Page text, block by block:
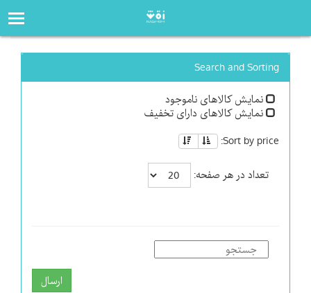
Search and Sorting
نمایش کالاهای ناموجود
نمایش کالاهای دارای تخفیف
Sort by price:
تعداد در هر صفحه:
ارسال